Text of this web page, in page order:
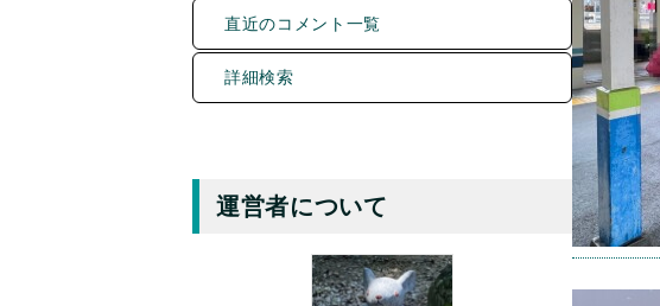
直近のコメント一覧
詳細検索
運営者について